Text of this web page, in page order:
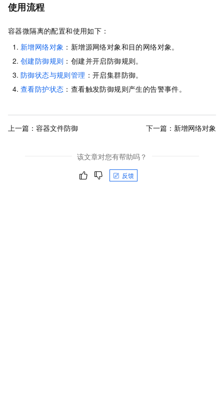
使用流程
容器微隔离的配置和使用如下：
新增网络对象 ：新增源网络对象和目的网络对象。
创建防御规则 ：创建并开启防御规则。
防御状态与规则管理 ：开启集群防御。
查看防护状态 ：查看触发防御规则产生的告警事件。
上一篇： 容器文件防御 下一篇： 新增网络对象
该文章对您有帮助吗？
反馈